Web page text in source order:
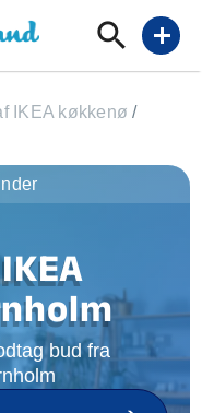
add
IKEA køkkenø /
bud fra